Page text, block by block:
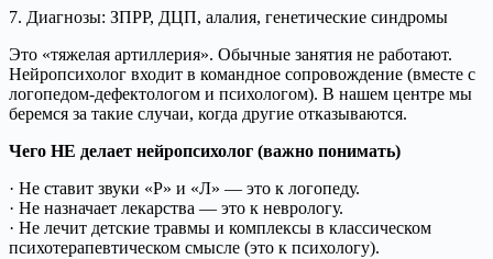
7. Диагнозы: ЗПРР, ДЦП, алалия, генетические синдромы
Это «тяжелая артиллерия». Обычные занятия не работают.
Нейропсихолог входит в командное сопровождение (вместе с
логопедом-дефектологом и психологом). В нашем центре мы
беремся за такие случаи, когда другие отказываются.
Чего НЕ делает нейропсихолог (важно понимать)
· Не ставит звуки «Р» и «Л» — это к логопеду.
· Не назначает лекарства — это к неврологу.
· Не лечит детские травмы и комплексы в классическом
психотерапевтическом смысле (это к психологу).